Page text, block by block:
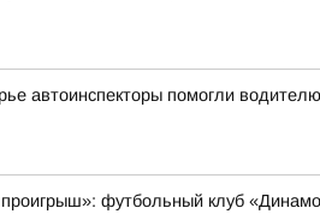
автоинспекторы помогли
футбольный клуб